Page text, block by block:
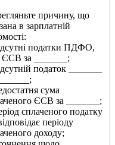
егляньте причину, що
зана в зарплатній
мості:
дсутні податки ПДФО,
ЄСВ за
;
дсутній податок
;
достатня сума
аченого ЄСВ за
;
ріод сплаченого податку
ідповідає періоду
аченого доходу;